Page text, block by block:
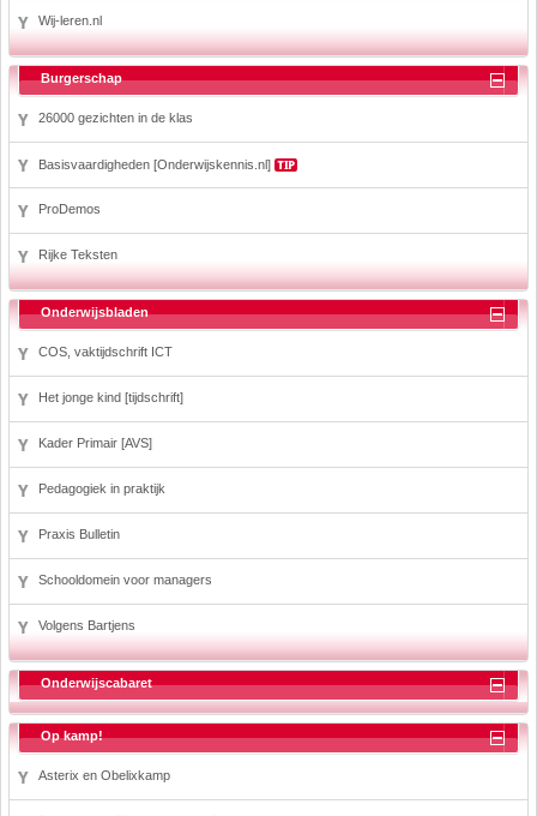
Wij-leren.nl
Burgerschap
26000 gezichten in de klas
Basisvaardigheden [Onderwijskennis.nl]
ProDemos
Rijke Teksten
Onderwijsbladen
COS, vaktijdschrift ICT
Het jonge kind [tijdschrift]
Kader Primair [AVS]
Pedagogiek in praktijk
Praxis Bulletin
Schooldomein voor managers
Volgens Bartjens
Onderwijscabaret
Op kamp!
Asterix en Obelixkamp